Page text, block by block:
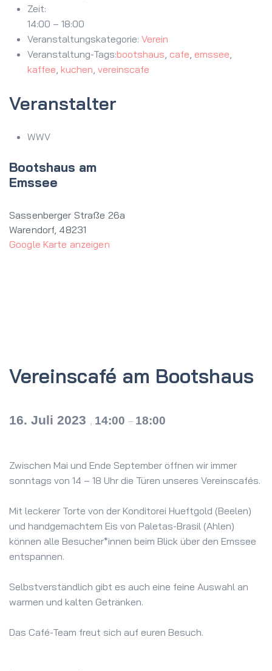
Zeit:
14:00 – 18:00
Veranstaltungskategorie: Verein
Veranstaltung-Tags:bootshaus cafe emssee
kaffee kuchen vereinscafe
Veranstalter
WWV
Bootshaus am
Emssee
Sassenberger Straße 26a
Warendorf, 48231
Google Karte anzeigen
Vereinscafé am Bootshaus
16. Juli 2023 , 14:00 – 18:00
Zwischen Mai und Ende September öffnen wir immer
sonntags von 14 – 18 Uhr die Türen unseres Vereinscafés.
Mit leckerer Torte von der Konditorei Hueftgold (Beelen)
und handgemachtem Eis von Paletas-Brasil (Ahlen)
können alle Besucher*innen beim Blick über den Emssee
entspannen.
Selbstverständlich gibt es auch eine feine Auswahl an
warmen und kalten Getränken.
Das Café-Team freut sich auf euren Besuch.